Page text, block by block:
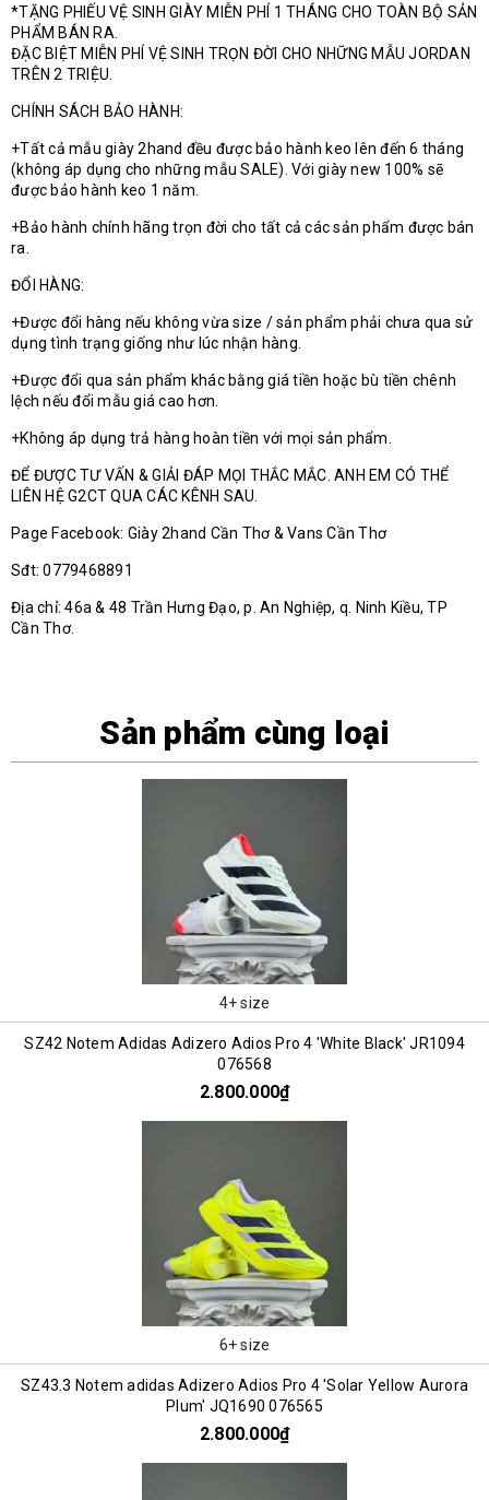
*TẶNG PHIẾU VỆ SINH GIÀY MIỄN PHÍ 1 THÁNG CHO TOÀN BỘ SẢN
PHẨM BÁN RA.
ĐẶC BIỆT MIỄN PHÍ VỆ SINH TRỌN ĐỜI CHO NHỮNG MẪU JORDAN
TRÊN 2 TRIỆU.
CHÍNH SÁCH BẢO HÀNH:
+Tất cả mẫu giày 2hand đều được bảo hành keo lên đến 6 tháng
(không áp dụng cho những mẫu SALE). Với giày new 100% sẽ
được bảo hành keo 1 năm.
+Bảo hành chính hãng trọn đời cho tất cả các sản phẩm được bán
ra.
ĐỔI HÀNG:
+Được đổi hàng nếu không vừa size / sản phẩm phải chưa qua sử
dụng tình trạng giống như lúc nhận hàng.
+Được đổi qua sản phẩm khác bằng giá tiền hoặc bù tiền chênh
lệch nếu đổi mẫu giá cao hơn.
+Không áp dụng trả hàng hoàn tiền với mọi sản phẩm.
ĐỂ ĐƯỢC TƯ VẤN & GIẢI ĐÁP MỌI THẮC MẮC. ANH EM CÓ THỂ
LIÊN HỆ G2CT QUA CÁC KÊNH SAU.
Page Facebook: Giày 2hand Cần Thơ & Vans Cần Thơ
Sđt: 0779468891
Địa chỉ: 46a & 48 Trần Hưng Đạo, p. An Nghiệp, q. Ninh Kiều, TP
Cần Thơ.
Sản phẩm cùng loại
4+ size
SZ42 Notem Adidas Adizero Adios Pro 4 'White Black' JR1094
076568
2.800.000₫
6+ size
SZ43.3 Notem adidas Adizero Adios Pro 4 'Solar Yellow Aurora
Plum' JQ1690 076565
2.800.000₫